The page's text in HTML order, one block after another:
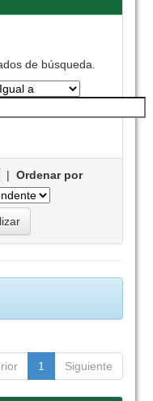
de búsqueda.
|Ordenar por
1 Siguiente